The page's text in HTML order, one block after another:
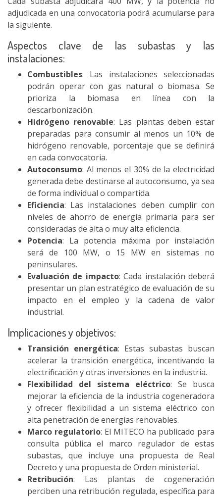
adjudicada en una convocatoria podrá acumularse para
la siguiente.
Aspectos clave de las subastas y las
instalaciones:
Combustibles: Las instalaciones seleccionadas
podrán operar con gas natural o biomasa. Se
prioriza la biomasa en línea con la
descarbonización.
Hidrógeno renovable: Las plantas deben estar
preparadas para consumir al menos un 10% de
hidrógeno renovable, porcentaje que se definirá
en cada convocatoria.
Autoconsumo: Al menos el 30% de la electricidad
generada debe destinarse al autoconsumo, ya sea
de forma individual o compartida.
Eficiencia: Las instalaciones deben cumplir con
niveles de ahorro de energía primaria para ser
consideradas de alta o muy alta eficiencia.
Potencia: La potencia máxima por instalación
será de 100 MW, o 15 MW en sistemas no
peninsulares.
Evaluación de impacto: Cada instalación deberá
presentar un plan estratégico de evaluación de su
impacto en el empleo y la cadena de valor
industrial.
Implicaciones y objetivos:
Transición energética: Estas subastas buscan
acelerar la transición energética, incentivando la
electrificación y otras inversiones en la industria.
Flexibilidad del sistema eléctrico: Se busca
mejorar la eficiencia de la industria cogeneradora
y ofrecer flexibilidad a un sistema eléctrico con
alta penetración de energías renovables.
Marco regulatorio: El MITECO ha publicado para
consulta pública el marco regulador de estas
subastas, que incluye una propuesta de Real
Decreto y una propuesta de Orden ministerial.
Retribución: Las plantas de cogeneración
perciben una retribución regulada, específica para